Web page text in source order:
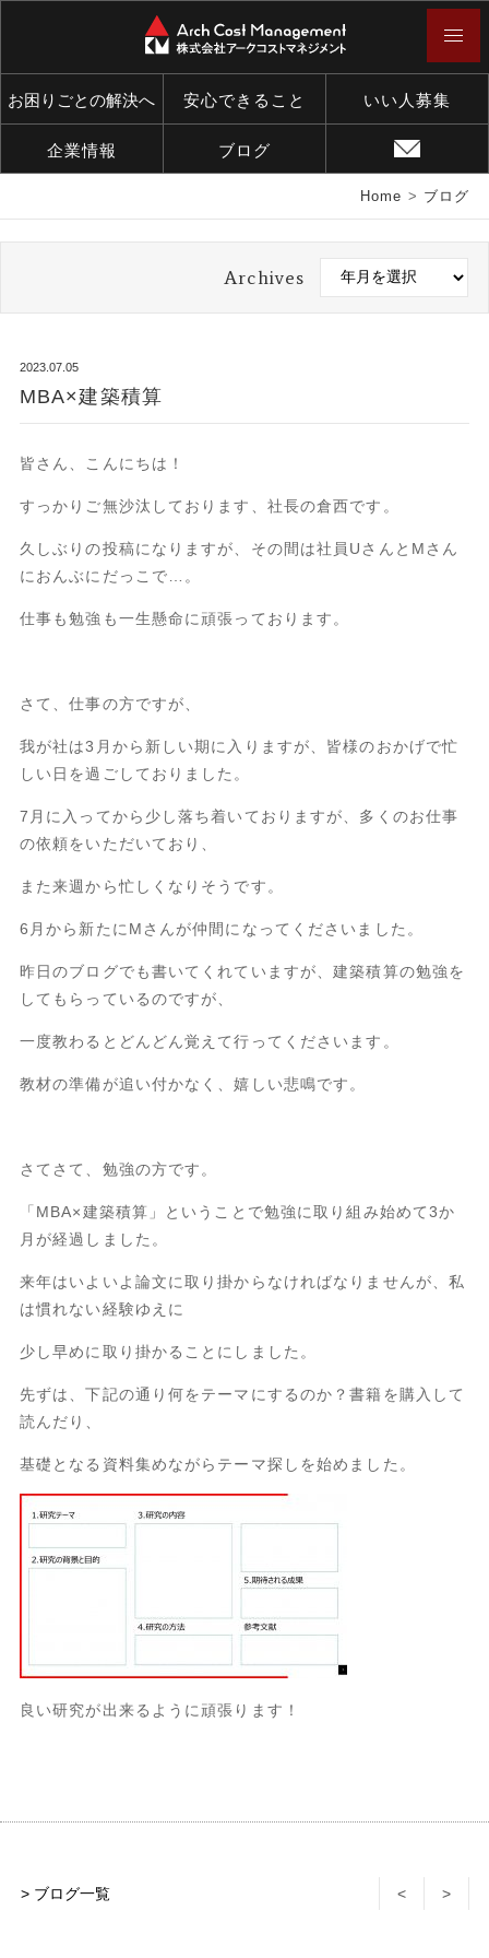
お困りごとの解決へ 安心できること いい人募集
企業情報 ブログ
Home > ブログ
Archives
2023.07.05
MBA×建築積算
皆さん、こんにちは！
すっかりご無沙汰しております、社長の倉西です。
久しぶりの投稿になりますが、その間は社員UさんとMさん
におんぶにだっこで…。
仕事も勉強も一生懸命に頑張っております。
さて、仕事の方ですが、
我が社は3月から新しい期に入りますが、皆様のおかげで忙
しい日を過ごしておりました。
7月に入ってから少し落ち着いておりますが、多くのお仕事
の依頼をいただいており、
また来週から忙しくなりそうです。
6月から新たにMさんが仲間になってくださいました。
昨日のブログでも書いてくれていますが、建築積算の勉強を
してもらっているのですが、
一度教わるとどんどん覚えて行ってくださいます。
教材の準備が追い付かなく、嬉しい悲鳴です。
さてさて、勉強の方です。
「MBA×建築積算」ということで勉強に取り組み始めて3か
月が経過しました。
来年はいよいよ論文に取り掛からなければなりませんが、私
は慣れない経験ゆえに
少し早めに取り掛かることにしました。
先ずは、下記の通り何をテーマにするのか？書籍を購入して
読んだり、
基礎となる資料集めながらテーマ探しを始めました。
良い研究が出来るように頑張ります！
> ブログ一覧 < >